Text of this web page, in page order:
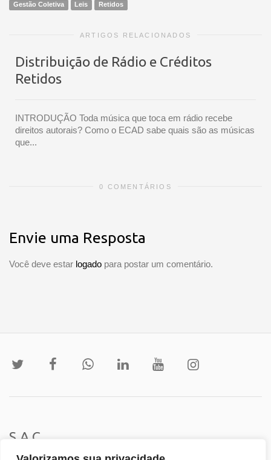
Gestão Coletiva
Leis Retidos
ARTIGOS RELACIONADOS
Distribuição de Rádio e Créditos
Retidos
INTRODUÇÃO Toda música que toca em rádio recebe
direitos autorais? Como o ECAD sabe quais são as músicas
que...
0 COMENTÁRIOS
Envie uma Resposta
Você deve estar logado para postar um comentário.
S.A.C